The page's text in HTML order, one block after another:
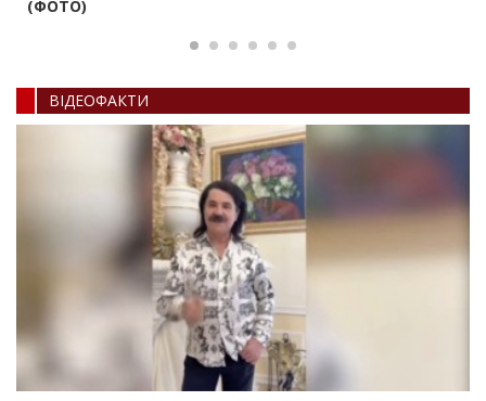
(ФОТО)
ВIДЕОФАКТИ